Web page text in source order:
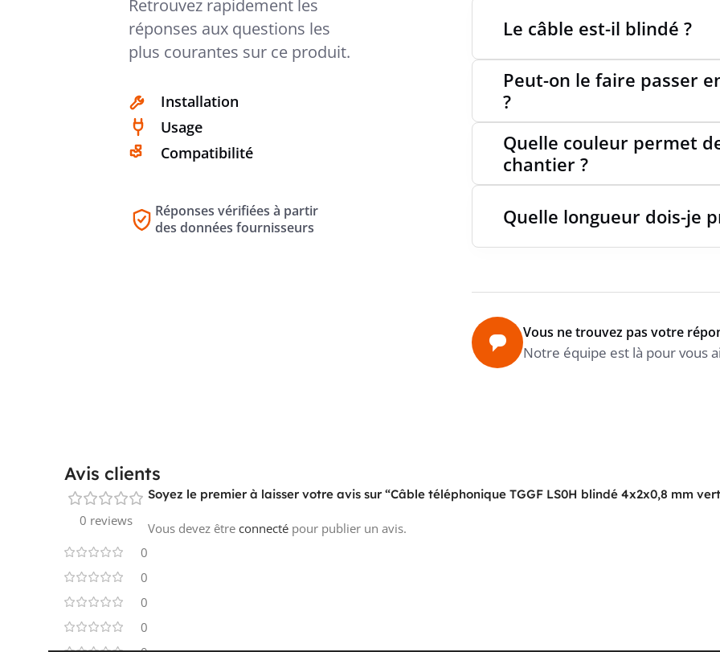
Retrouvez rapidement les
réponses aux questions les
plus courantes sur ce produit.
Installation
Usage
Compatibilité
Réponses vérifiées à partir
des données fournisseurs
Le câble est-il blindé ?
Peut-on le faire passer
?
Quelle couleur permet
chantier ?
Quelle longueur dois-je
Vous ne trouvez pas votre
Notre équipe est là pour vous
Avis clients
0 reviews
0
0
0
0
Soyez le premier à laisser votre avis sur “Câble téléphonique TGGF LS0H blindé 4x2x0,8 mm
Vous devez être connecté pour publier un avis.